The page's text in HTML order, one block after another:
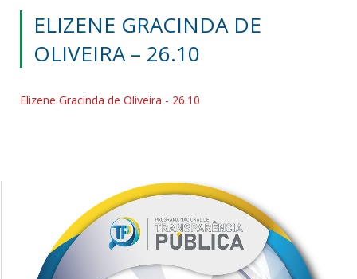
ELIZENE GRACINDA DE
OLIVEIRA – 26.10
Elizene Gracinda de Oliveira - 26.10